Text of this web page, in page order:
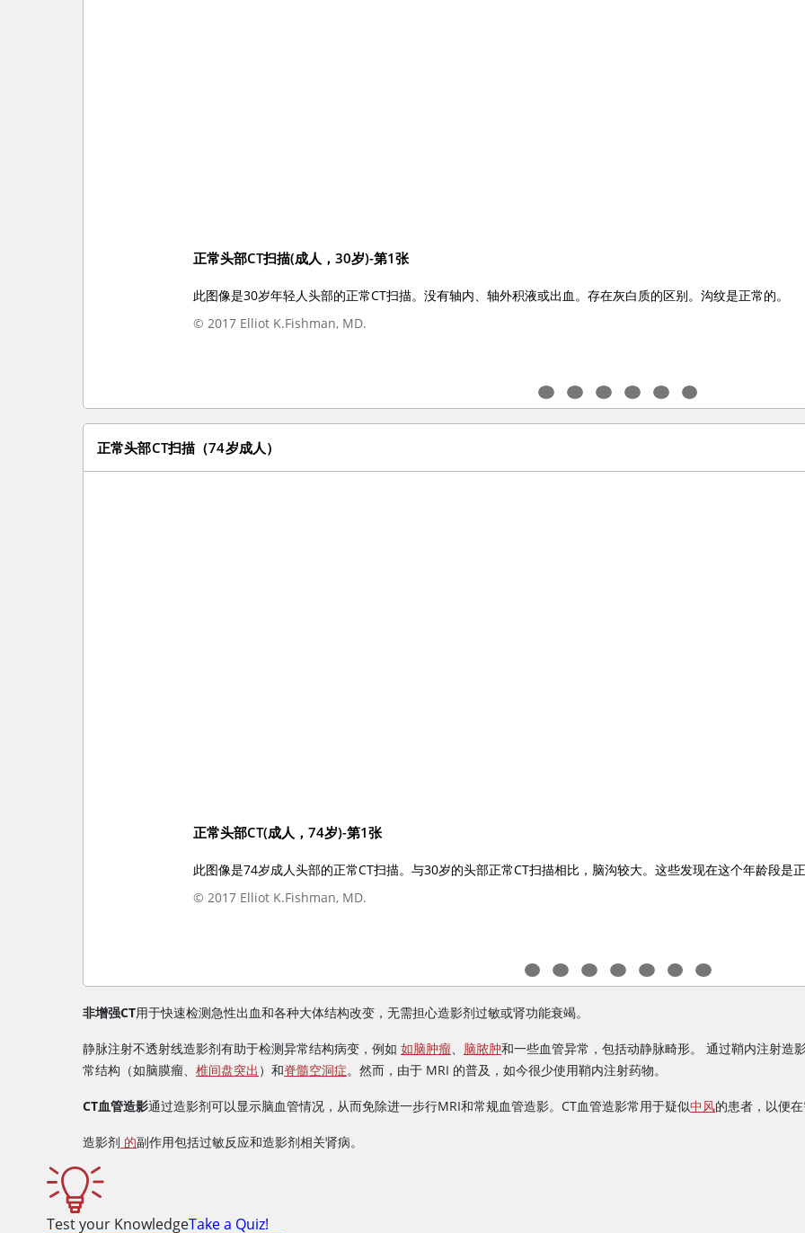
正常头部CT扫描(成人，30岁)-第1张
此图像是30岁年轻人头部的正常CT扫描。没有轴内、轴外积液或出血。存在灰白质的区别。沟纹是正常的。
© 2017 Elliot K.Fishman, MD.
正常头部CT扫描（74岁成人）
正常头部CT(成人，74岁)-第1张
此图像是74岁成人头部的正常CT扫描。与30岁的头部正常CT扫描相比，脑沟较大。这些发现在这个年龄段是
© 2017 Elliot K.Fishman, MD.
非增强CT用于快速检测急性出血和各种大体结构改变，无需担心造影剂过敏或肾功能衰竭。
静脉注射不透射线造影剂有助于检测异常结构病变，例如 如脑肿瘤、 脑脓肿和一些血管异常，包括动静脉畸形。 通过鞘内注射造
常结构（如脑膜瘤、 椎间盘突出 ）和脊髓空洞症。然而，由于 MRI 的普及，如今很少使用鞘内注射药物。
CT血管造影通过造影剂可以显示脑血管情况，从而免除进一步行MRI和常规血管造影。CT血管造影常用于疑似中风的患者，以便
造影剂 的副作用包括过敏反应和造影剂相关肾病。
Test your KnowledgeTake a Quiz!